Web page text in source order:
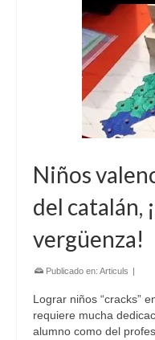
Niños
del catalán,
vergüenza!
Publicado en: Articuls
Lograr niños “cracks”
requiere mucha
alumno como del